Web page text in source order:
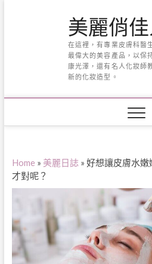
美麗俏
在這裡，有專業皮膚科醫
最偉大的美容產品，以保
康光澤，還有名人化妝師
新的化妝造型。
Home » 美麗日誌 » 好想讓皮膚水嫩
才對呢？